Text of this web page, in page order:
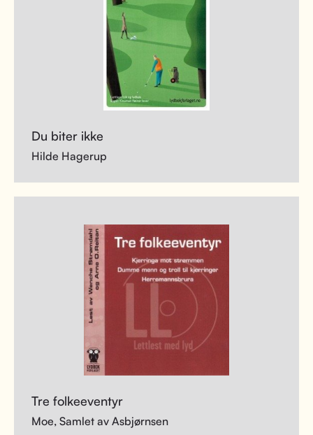
Du biter ikke
Hilde Hagerup
Tre folkeeventyr
Moe, Samlet av Asbjørnsen